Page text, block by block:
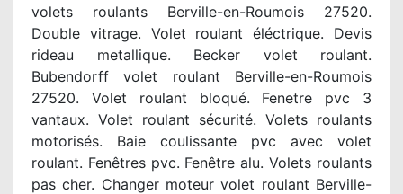
volets roulants Berville-en-Roumois 27520.
Double vitrage. Volet roulant éléctrique. Devis
rideau metallique. Becker volet roulant.
Bubendorff volet roulant Berville-en-Roumois
27520. Volet roulant bloqué. Fenetre pvc 3
vantaux. Volet roulant sécurité. Volets roulants
motorisés. Baie coulissante pvc avec volet
roulant. Fenêtres pvc. Fenêtre alu. Volets roulants
pas cher. Changer moteur volet roulant Berville-